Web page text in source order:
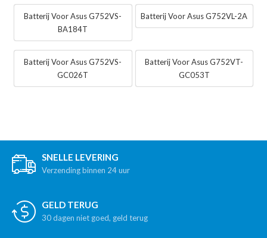
Batterij Voor Asus G752VS-
BA184T
Batterij Voor Asus G752VL-2A
Batterij Voor Asus G752VS-
GC026T
Batterij Voor Asus G752VT-
GC053T
SNELLE LEVERING
Verzending binnen 24 uur
GELD TERUG
30 dagen niet goed, geld terug